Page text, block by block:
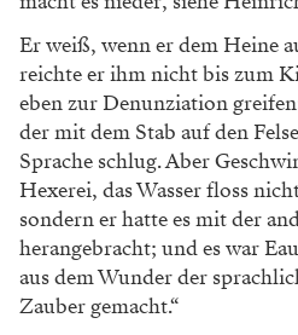
Er weiß, wenn er dem Heine
reichte er ihm nicht bis zum
eben zur Denunziation
der mit dem Stab auf den
Sprache schlug. Aber
Hexerei, das Wasser floss
sondern er hatte es mit der
herangebracht; und es war
aus dem Wunder der
Zauber gemacht.“